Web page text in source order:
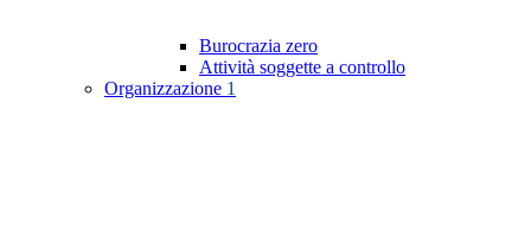
Burocrazia zero
Attività soggette a controllo
Organizzazione 1